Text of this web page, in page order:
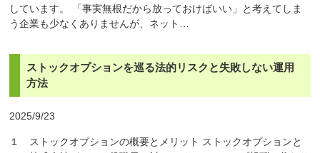
しています。 「事実無根だから放っておけばいい」と考えてしま
う企業も少なくありませんが、ネット…
ストックオプションを巡る法的リスクと失敗しない運用
方法
2025/9/23
１ ストックオプションの概要とメリット ストックオプションと